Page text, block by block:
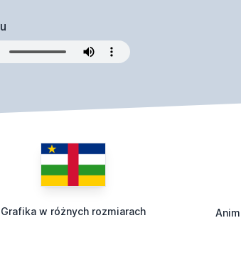
Grafika w różnych rozmiarach